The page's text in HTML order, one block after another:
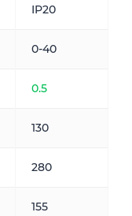
IP20
0-40
0.5
130
280
155